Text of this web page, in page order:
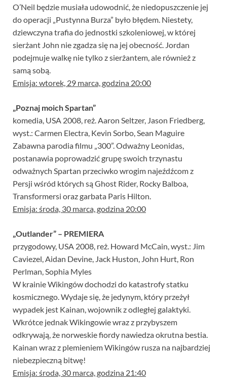
O’Neil będzie musiała udowodnić, że niedopuszczenie jej
do operacji „Pustynna Burza” było błędem. Niestety,
dziewczyna trafia do jednostki szkoleniowej, w której
sierżant John nie zgadza się na jej obecność. Jordan
podejmuje walkę nie tylko z sierżantem, ale również z
samą sobą.
Emisja: wtorek, 29 marca, godzina 20:00
„Poznaj moich Spartan”
komedia, USA 2008, reż. Aaron Seltzer, Jason Friedberg,
wyst.: Carmen Electra, Kevin Sorbo, Sean Maguire
Zabawna parodia filmu „300”. Odważny Leonidas,
postanawia poprowadzić grupę swoich trzynastu
odważnych Spartan przeciwko wrogim najeźdźcom z
Persji wśród których są Ghost Rider, Rocky Balboa,
Transformersi oraz garbata Paris Hilton.
Emisja: środa, 30 marca, godzina 20:00
„Outlander” – PREMIERA
przygodowy, USA 2008, reż. Howard McCain, wyst.: Jim
Caviezel, Aidan Devine, Jack Huston, John Hurt, Ron
Perlman, Sophia Myles
W krainie Wikingów dochodzi do katastrofy statku
kosmicznego. Wydaje się, że jedynym, który przeżył
wypadek jest Kainan, wojownik z odległej galaktyki.
Wkrótce jednak Wikingowie wraz z przybyszem
odkrywają, że norweskie fiordy nawiedza okrutna bestia.
Kainan wraz z plemieniem Wikingów rusza na najbardziej
niebezpieczną bitwę!
Emisja: środa, 30 marca, godzina 21:40